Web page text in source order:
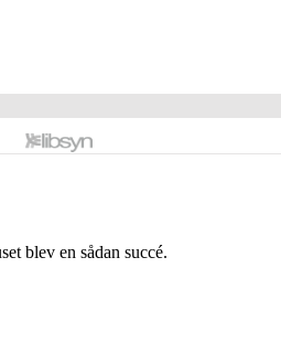
blev en sådan succé.